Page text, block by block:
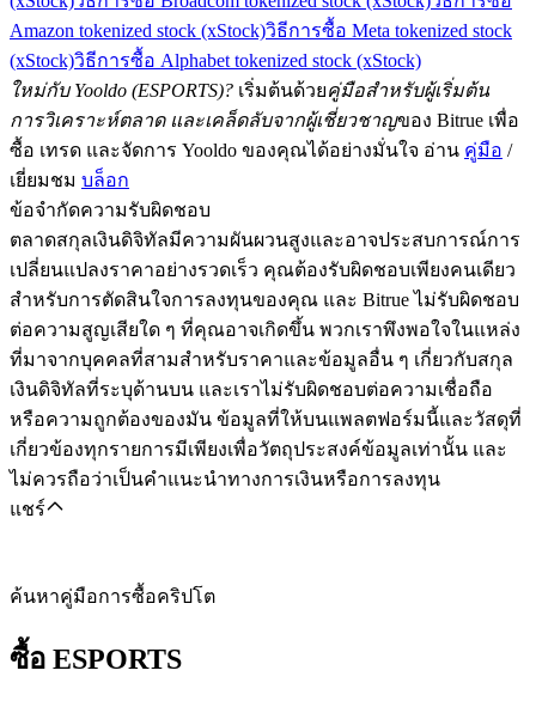
Amazon tokenized stock (xStock)วิธีการซื้อ Meta tokenized stock
(xStock)วิธีการซื้อ Alphabet tokenized stock (xStock)
ใหม่กับ Yooldo (ESPORTS)? เริ่มต้นด้วยคู่มือสำหรับผู้เริ่มต้น
การวิเคราะห์ตลาด และเคล็ดลับจากผู้เชี่ยวชาญของ Bitrue เพื่อ
ซื้อ เทรด และจัดการ Yooldo ของคุณได้อย่างมั่นใจ อ่าน คู่มือ /
เยี่ยมชม บล็อก
ข้อจำกัดความรับผิดชอบ
ตลาดสกุลเงินดิจิทัลมีความผันผวนสูงและอาจประสบการณ์การ
เปลี่ยนแปลงราคาอย่างรวดเร็ว คุณต้องรับผิดชอบเพียงคนเดียว
สำหรับการตัดสินใจการลงทุนของคุณ และ Bitrue ไม่รับผิดชอบ
ต่อความสูญเสียใด ๆ ที่คุณอาจเกิดขึ้น พวกเราพึงพอใจในแหล่ง
ที่มาจากบุคคลที่สามสำหรับราคาและข้อมูลอื่น ๆ เกี่ยวกับสกุล
เงินดิจิทัลที่ระบุด้านบน และเราไม่รับผิดชอบต่อความเชื่อถือ
หรือความถูกต้องของมัน ข้อมูลที่ให้บนแพลตฟอร์มนี้และวัสดุที่
เกี่ยวข้องทุกรายการมีเพียงเพื่อวัตถุประสงค์ข้อมูลเท่านั้น และ
ไม่ควรถือว่าเป็นคำแนะนำทางการเงินหรือการลงทุน
แชร์
ค้นหาคู่มือการซื้อคริปโต
ซื้อ ESPORTS